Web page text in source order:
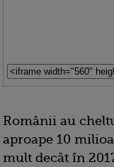
Românii au
aproape 10
mult decât în